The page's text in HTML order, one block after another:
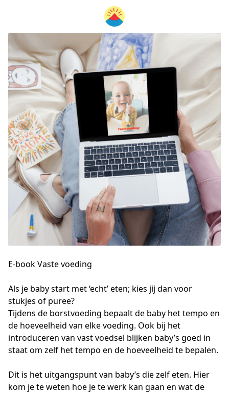
E-book Vaste voeding
Als je baby start met ‘echt’ eten; kies jij dan voor
stukjes of puree?
Tijdens de borstvoeding bepaalt de baby het tempo en
de hoeveelheid van elke voeding. Ook bij het
introduceren van vast voedsel blijken baby’s goed in
staat om zelf het tempo en de hoeveelheid te bepalen.
Dit is het uitgangspunt van baby’s die zelf eten. Hier
kom je te weten hoe je te werk kan gaan en wat de